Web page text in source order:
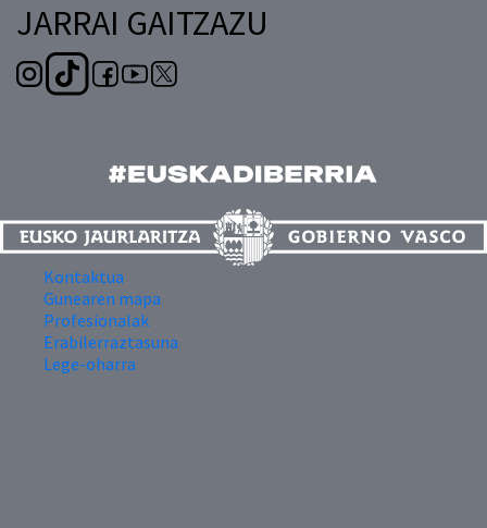
JARRAI GAITZAZU
Kontaktua
Gunearen mapa
Profesionalak
Erabilerraztasuna
Lege-oharra